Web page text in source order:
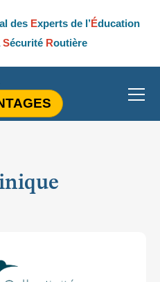
des Experts de l’Éducation
Sécurité Routière